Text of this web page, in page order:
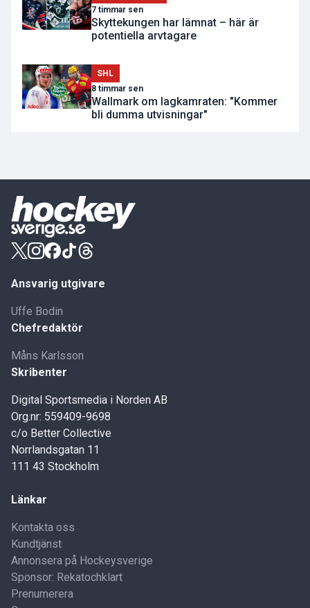
7 timmar sen
Skyttekungen har lämnat – här är
potentiella arvtagare
SHL
8 timmar sen
Wallmark om lagkamraten: "Kommer
bli dumma utvisningar"
Ansvarig utgivare
Uffe Bodin
Chefredaktör
Måns Karlsson
Skribenter
Digital Sportsmedia i Norden AB
Org.nr: 559409-9698
c/o Better Collective
Norrlandsgatan 11
111 43 Stockholm
Länkar
Kontakta oss
Kundtjänst
Annonsera på Hockeysverige
Sponsor: Rekatochklart
Prenumerera